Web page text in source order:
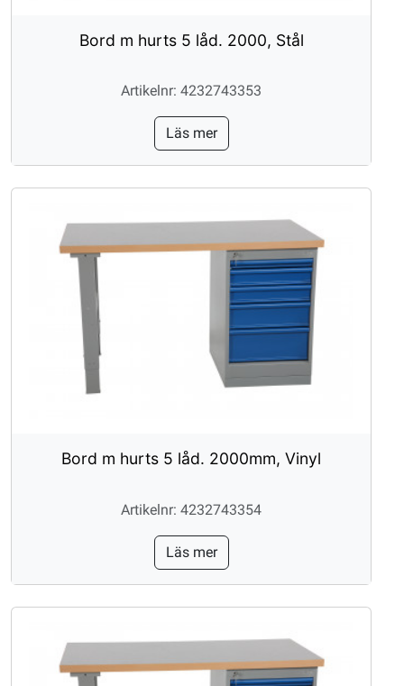
Bord m hurts 5 låd. 2000, Stål
Artikelnr: 4232743353
Läs mer
Bord m hurts 5 låd. 2000mm, Vinyl
Artikelnr: 4232743354
Läs mer